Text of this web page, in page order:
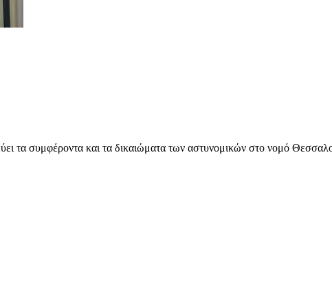
τα συμφέροντα και τα δικαιώματα των αστυνομικών στο νομό